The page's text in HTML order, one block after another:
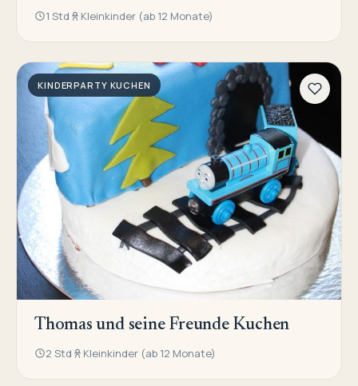
1 Std Kleinkinder (ab 12 Monate)
KINDERPARTY KUCHEN
Thomas und seine Freunde Kuchen
2 Std Kleinkinder (ab 12 Monate)